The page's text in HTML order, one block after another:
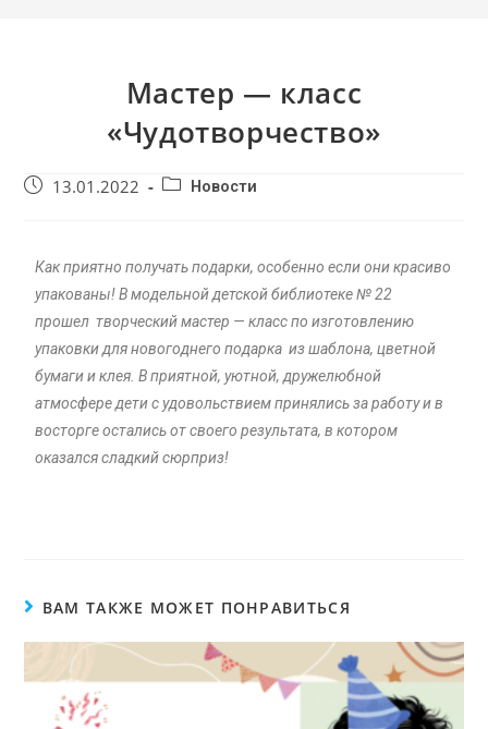
Мастер — класс
«Чудотворчество»
13.01.2022 Новости
Как приятно получать подарки, особенно если они красиво
упакованы! В модельной детской библиотеке № 22
прошел творческий мастер — класс по изготовлению
упаковки для новогоднего подарка из шаблона, цветной
бумаги и клея. В приятной, уютной, дружелюбной
атмосфере дети с удовольствием принялись за работу и в
восторге остались от своего результата, в котором
оказался сладкий сюрприз!
ВАМ ТАКЖЕ МОЖЕТ ПОНРАВИТЬСЯ